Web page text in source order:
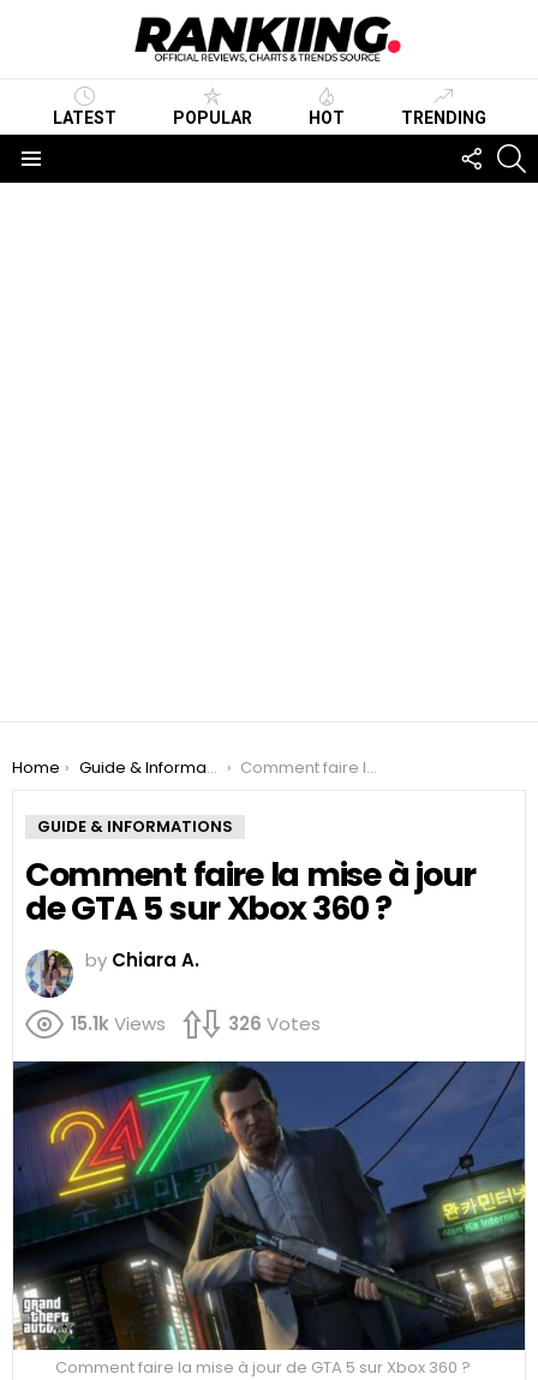
LATEST POPULAR HOT TRENDING
US
You are here:
Home Guide & Informations Comment faire la mise à jour de GTA 5 sur Xbox 360 ?
GUIDE & INFORMATIONS
Comment faire la mise à jour
de GTA 5 sur Xbox 360 ?
by Chiara A.
15.1kViews 326 Votes
Comment faire la mise à jour de GTA 5 sur Xbox 360 ?